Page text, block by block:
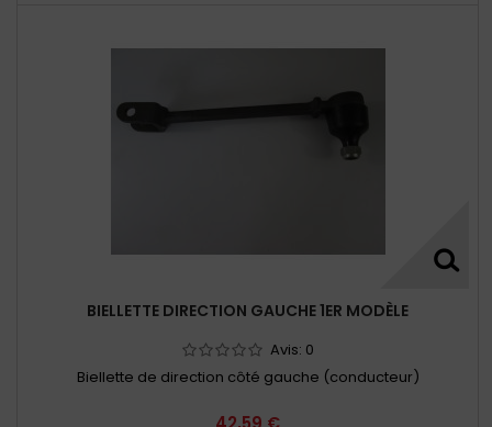
BIELLETTE DIRECTION GAUCHE 1ER MODÈLE
Avis: 0
Biellette de direction côté gauche (conducteur)